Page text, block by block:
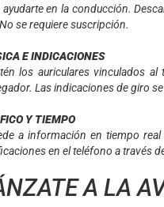
ayudarte en la conducción.
se requiere suscripción.
E INDICACIONES
los auriculares vinculados
Las indicaciones de giro
Y TIEMPO
a información en tiempo
en el teléfono a través
A LA